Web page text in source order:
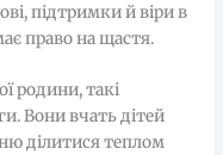
підтримки й віри в
право на щастя.
родини, такі
Вони вчать дітей
ділитися теплом